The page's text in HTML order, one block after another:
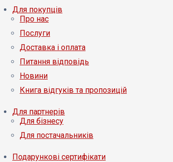
Для покупців
Про нас
Послуги
Доставка і оплата
Питання відповідь
Новини
Книга відгуків та пропозицій
Для партнерів
Для бізнесу
Для постачальників
Подарункові сертифікати